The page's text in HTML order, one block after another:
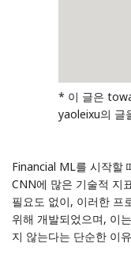
* 이 글은
yaoleixu의 글
Financial ML를 시작할
CNN에 많은 기술적 지
필요도 없이, 이러한 프
위해 개발되었으며, 이
지 않는다는 단순한 이